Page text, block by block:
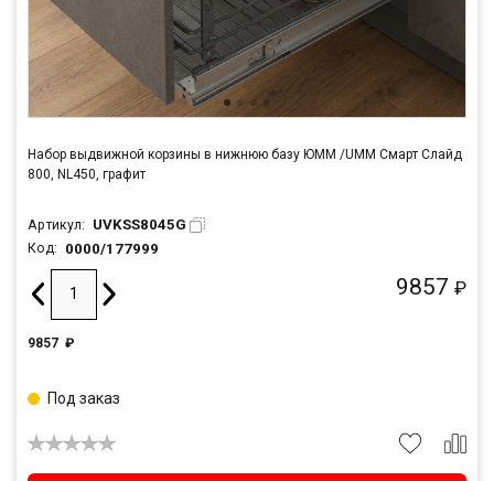
Набор выдвижной корзины в нижнюю базу ЮММ /UMM Смарт Слайд
800, NL450, графит
Артикул: UVKSS8045G
Код: 0000/177999
9857 ₽
9857 ₽
Под заказ